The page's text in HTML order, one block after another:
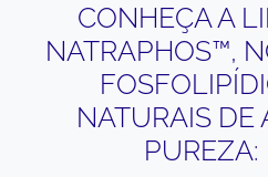
CONHEÇA A
NATRAPHOS™,
NATURAIS DE
PUREZA: